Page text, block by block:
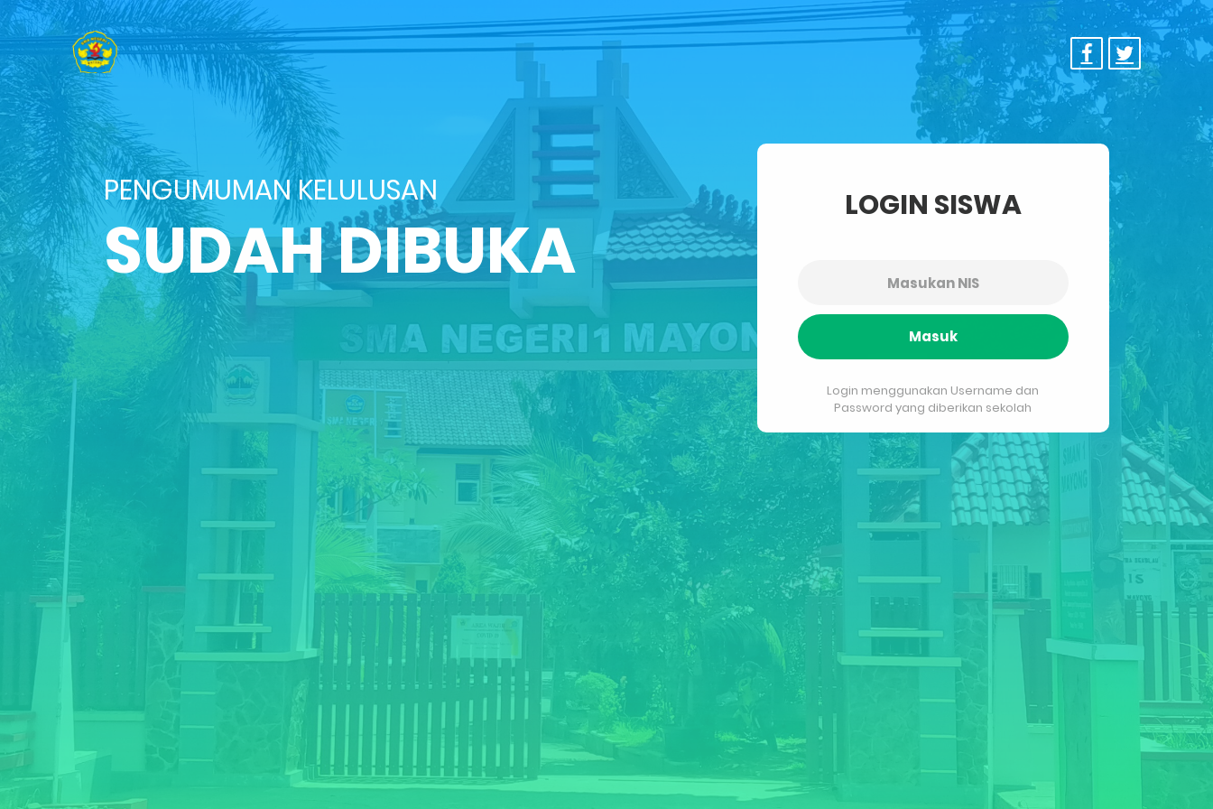
PENGUMUMAN KELULUSAN
SUDAH DIBUKA
LOGIN SISWA
Masuk
Login menggunakan Username dan
Password yang diberikan sekolah